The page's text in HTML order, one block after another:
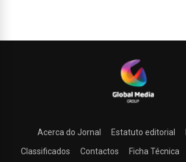
Acerca do Jornal Estatuto editorial
Classificados
Contactos Ficha Técnica